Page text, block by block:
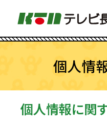
個人情
個人情報に関